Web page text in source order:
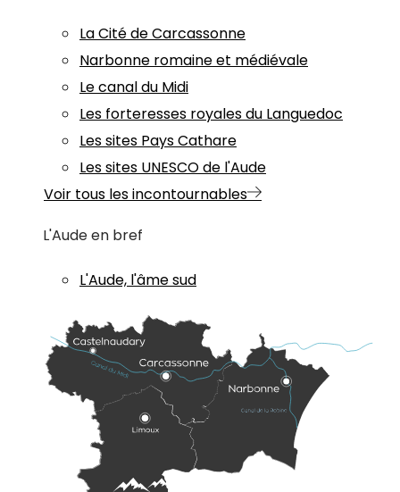
La Cité de Carcassonne
Narbonne romaine et médiévale
Le canal du Midi
Les forteresses royales du Languedoc
Les sites Pays Cathare
Les sites UNESCO de l'Aude
Voir tous les incontournables
L'Aude en bref
L'Aude, l'âme sud